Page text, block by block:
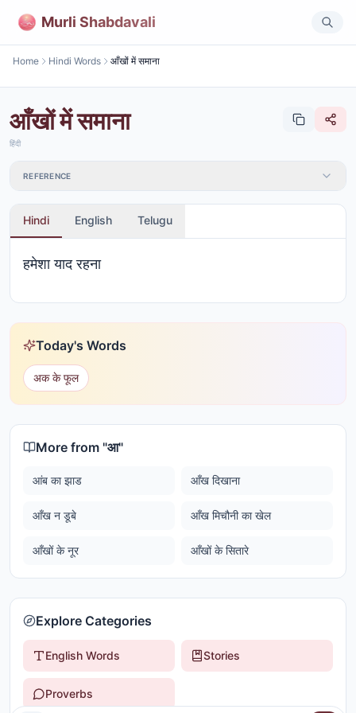
Murli Shabdavali
Home Hindi Words आँखों में समाना
आँखों में समाना
हिंदी
REFERENCE
Hindi English Telugu
हमेशा याद रहना
Today's Words
अक के फूल
More from "आ"
आंब का झाड आँख दिखाना
आँख न डूबे आँख मिचौनी का खेल
आँखों के नूर आँखों के सितारे
Explore Categories
English Words Stories
Proverbs